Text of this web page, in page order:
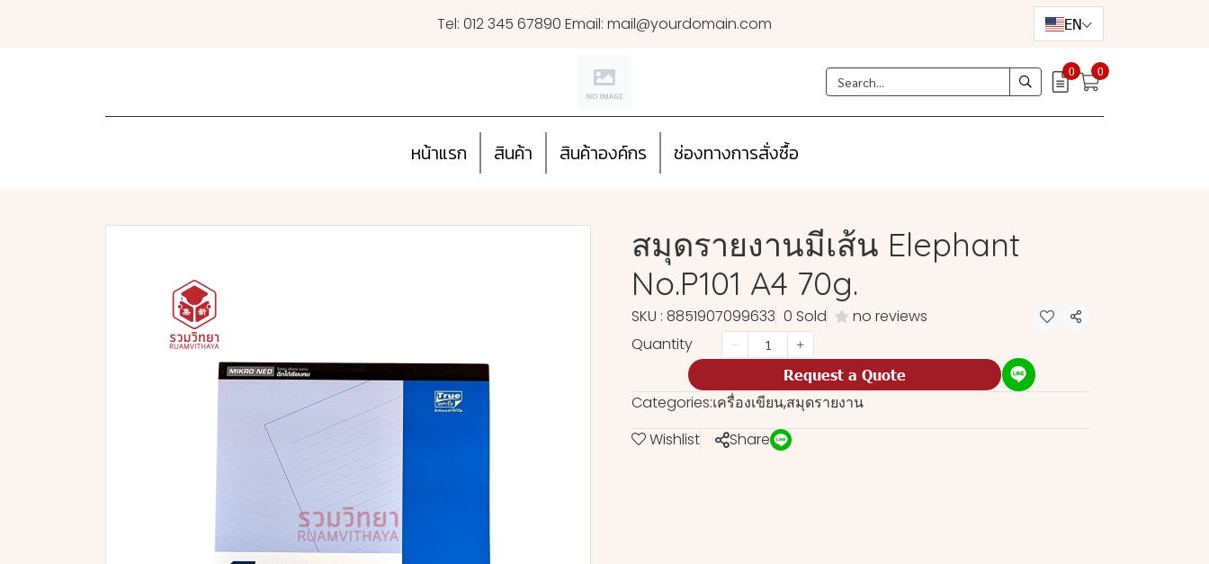
Tel: 012 345 67890 Email: mail@yourdomain.com EN
0 0
หน้าแรก สินค้า สินค้าองค์กร ช่องทางการสั่งซื้อ
สมุดรายงานมีเส้น Elephant
No.P101 A4 70g.
SKU : 8851907099633 0 Sold no reviews Share
Quantity
Request a Quote
Categories:เครื่องเขียน,สมุดรายงาน
Wishlist
Share